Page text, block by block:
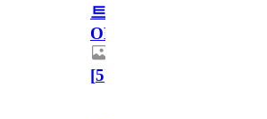
트
OPEN!
[5]